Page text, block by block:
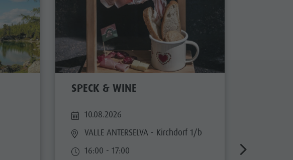
SPECK & WINE
10.08.2026
VALLE ANTERSELVA- Kirchdorf 1/b
16:00 - 17:00